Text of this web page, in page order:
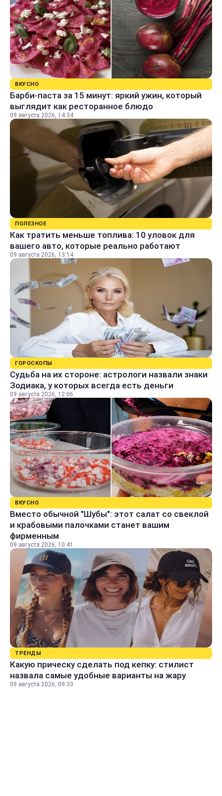
ВКУСНО
Барби-паста за 15 минут: яркий ужин, который
выглядит как ресторанное блюдо
09 августа 2026, 14:34
ПОЛЕЗНОЕ
Как тратить меньше топлива: 10 уловок для
вашего авто, которые реально работают
09 августа 2026, 13:14
ГОРОСКОПЫ
Судьба на их стороне: астрологи назвали знаки
Зодиака, у которых всегда есть деньги
09 августа 2026, 12:06
ВКУСНО
Вместо обычной "Шубы": этот салат со свеклой
и крабовыми палочками станет вашим
фирменным
09 августа 2026, 10:41
ТРЕНДЫ
Какую прическу сделать под кепку: стилист
назвала самые удобные варианты на жару
09 августа 2026, 09:33